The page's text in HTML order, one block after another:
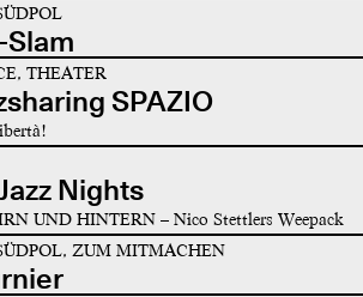
THEATER
SPAZIO
Nights
UND HINTERN – Nico Stettlers Weepack
ZUM MITMACHEN